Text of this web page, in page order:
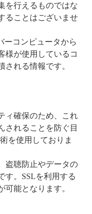
を行えるものではな
ることはございませ
ーコンピュータから
様が使用しているコ
される情報です。
ィ確保のため、これ
されることを防ぐ目
を使用しておりま
盗聴防止やデータの
す。SSLを利用する
能となります。